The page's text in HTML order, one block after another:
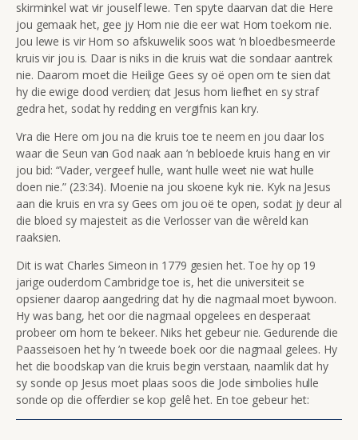
skirminkel wat vir jouself lewe. Ten spyte daarvan dat die Here
jou gemaak het, gee jy Hom nie die eer wat Hom toekom nie.
Jou lewe is vir Hom so afskuwelik soos wat ’n bloedbesmeerde
kruis vir jou is. Daar is niks in die kruis wat die sondaar aantrek
nie. Daarom moet die Heilige Gees sy oë open om te sien dat
hy die ewige dood verdien; dat Jesus hom liefhet en sy straf
gedra het, sodat hy redding en vergifnis kan kry.
Vra die Here om jou na die kruis toe te neem en jou daar los
waar die Seun van God naak aan ’n bebloede kruis hang en vir
jou bid:“Vader, vergeef hulle, want hulle weet nie wat hulle
doen nie.” (23:34). Moenie na jou skoene kyk nie. Kyk na Jesus
aan die kruis en vra sy Gees om jou oë te open, sodat jy deur al
die bloed sy majesteit as die Verlosser van die wêreld kan
raaksien.
Dit is wat Charles Simeon in 1779 gesien het. Toe hy op 19
jarige ouderdom Cambridge toe is, het die universiteit se
opsiener daarop aangedring dat hy die nagmaal moet bywoon.
Hy was bang, het oor die nagmaal opgelees en desperaat
probeer om hom te bekeer. Niks het gebeur nie. Gedurende die
Paasseisoen het hy ’n tweede boek oor die nagmaal gelees. Hy
het die boodskap van die kruis begin verstaan, naamlik dat hy
sy sonde op Jesus moet plaas soos die Jode simbolies hulle
sonde op die offerdier se kop gelê het. En toe gebeur het: